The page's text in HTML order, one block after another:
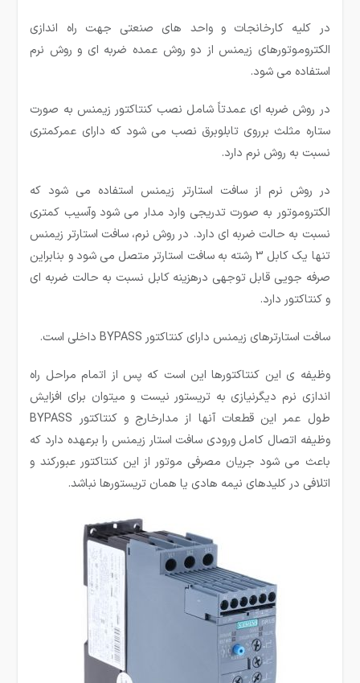
در کلیه کارخانجات و واحد های صنعتی جهت راه اندازی
الکتروموتورهای زیمنس از دو روش عمده ضربه ای و روش نرم
استفاده می شود.
در روش ضربه ای عمدتاً شامل نصب کنتاکتور زیمنس به صورت
ستاره مثلث برروی تابلوبرق نصب می شود که دارای عمرکمتری
نسبت به روش نرم دارد.
در روش نرم از سافت استارتر زیمنس استفاده می شود که
الکتروموتور به صورت تدریجی وارد مدار می شود وآسیب کمتری
نسبت به حالت ضربه ای دارد. در روش نرم، سافت استارتر زیمنس
تنها یک کابل 3 رشته به سافت استارتر متصل می شود و بنابراین
صرفه جویی قابل توجهی درهزینه کابل نسبت به حالت ضربه ای
و کنتاکتور دارد.
سافت استارترهای زیمنس دارای کنتاکتور BYPASS داخلی است.
وظیفه ی این کنتاکتورها این است که پس از اتمام مراحل راه
اندازی نرم دیگرنیازی به تریستور نیست و میتوان برای افزایش
طول عمر این قطعات آنها از مدارخارج و کنتاکتور BYPASS
وظیفه اتصال کامل ورودی سافت استار زیمنس را برعهده دارد که
باعث می شود جریان مصرفی موتور از این کنتاکتور عبورکند و
اتلافی در کلیدهای نیمه هادی یا همان تریستورها نباشد.